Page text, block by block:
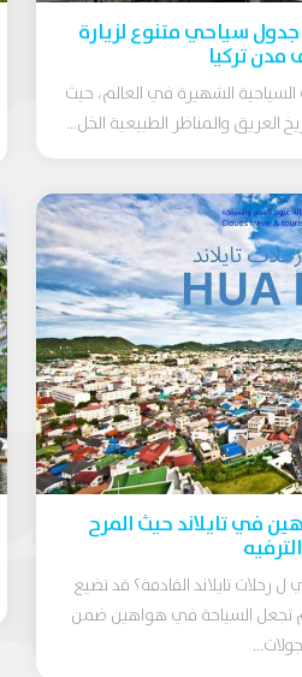
سياحي متنوع لزيارة
مدن تركيا
الشهيرة في العالم، حيث
العريق والمناظر الطبيعية الخل...
في تايلاند حيث المرح
تايلاند القادمة؟ قد تضيع
لم تجعل السياحة في هواهين ضمن
جولات...